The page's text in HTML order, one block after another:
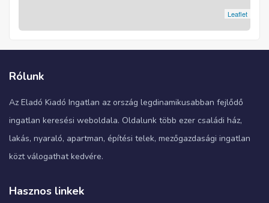
Leaflet
Rólunk
Az Eladó Kiadó Ingatlan az ország legdinamikusabban fejlődő
ingatlan keresési weboldala. Oldalunk több ezer családi ház,
lakás, nyaraló, apartman, építési telek, mezőgazdasági ingatlan
közt válogathat kedvére.
Hasznos linkek